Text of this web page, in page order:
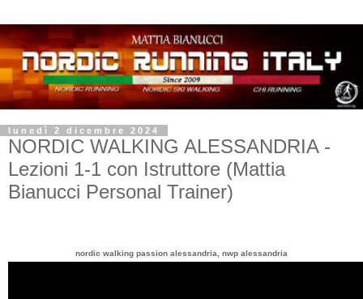
lunedì 2 dicembre 2024
NORDIC WALKING ALESSANDRIA -
Lezioni 1-1 con Istruttore (Mattia
Bianucci Personal Trainer)
nordic walking passion alessandria, nwp alessandria